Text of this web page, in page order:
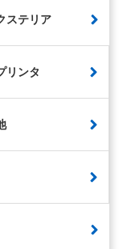
ステリア
リンタ